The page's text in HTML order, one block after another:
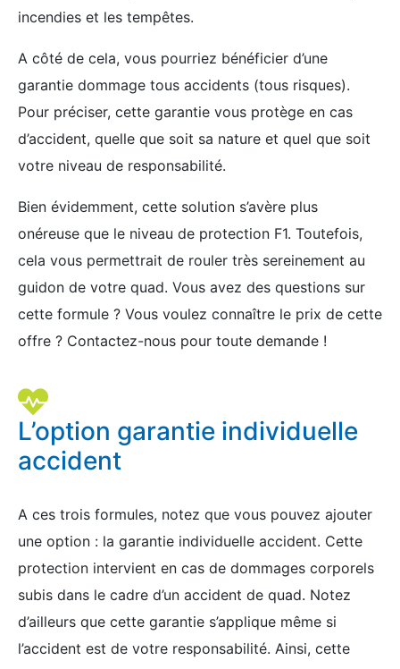
incendies et les tempêtes.
A côté de cela, vous pourriez bénéficier d’une
garantie dommage tous accidents (tous risques).
Pour préciser, cette garantie vous protège en cas
d’accident, quelle que soit sa nature et quel que soit
votre niveau de responsabilité.
Bien évidemment, cette solution s’avère plus
onéreuse que le niveau de protection F1. Toutefois,
cela vous permettrait de rouler très sereinement au
guidon de votre quad. Vous avez des questions sur
cette formule ? Vous voulez connaître le prix de cette
offre ? Contactez-nous pour toute demande !
L’option garantie individuelle
accident
A ces trois formules, notez que vous pouvez ajouter
une option : la garantie individuelle accident. Cette
protection intervient en cas de dommages corporels
subis dans le cadre d’un accident de quad. Notez
d’ailleurs que cette garantie s’applique même si
l’accident est de votre responsabilité. Ainsi, cette